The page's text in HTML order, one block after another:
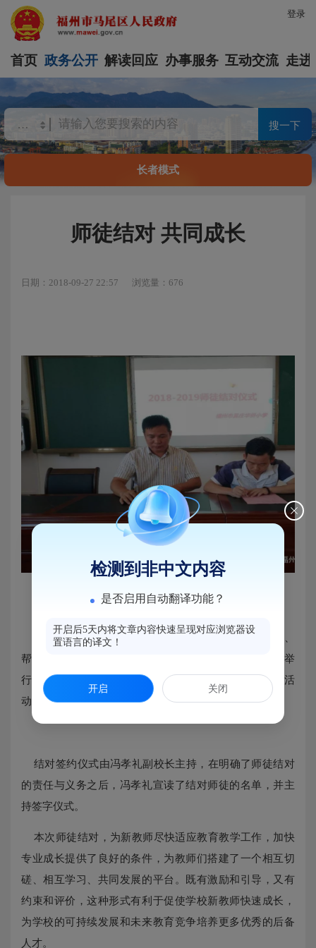
登录
首页 政务公开 解读回应 办事服务 互动交流 走进
搜一下
长者模式
师徒结对 共同成长
日期：2018-09-27 22:57 浏览量：676
为了加快年轻教师队伍建设，充分发挥骨干教师“传、
帮、带”的作用,9月26日，福州吴庄华侨小学在会议室举
行“蓝青工程”师徒结对仪式。学校全体教师出席了本次活
动，共同见证了5对师徒拜师签约的神圣时刻。
结对签约仪式由冯孝礼副校长主持，在明确了师徒结对
的责任与义务之后，冯孝礼宣读了结对师徒的名单，并主
持签字仪式。
本次师徒结对，为新教师尽快适应教育教学工作，加快
专业成长提供了良好的条件，为教师们搭建了一个相互切
磋、相互学习、共同发展的平台。既有激励和引导，又有
约束和评价，这种形式有利于促使学校新教师快速成长，
为学校的可持续发展和未来教育竞争培养更多优秀的后备
人才。
检测到非中文内容
是否启用自动翻译功能？
开启后5天内将文章内容快速呈现对应浏览器设
置语言的译文！
开启 关闭